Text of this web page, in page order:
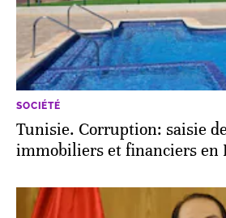
SOCIÉTÉ
Tunisie. Corruption: saisie
immobiliers et financiers en